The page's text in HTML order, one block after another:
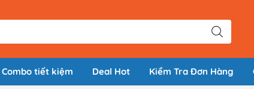
Combo tiết kiệm Deal Hot Kiểm Tra Đơn Hàng